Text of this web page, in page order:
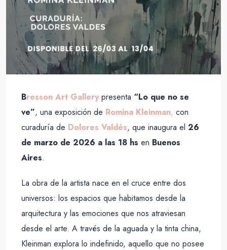
Bresson Art Gallery presenta “Lo que no se
ve”, una exposición de Romina Kleinman, con
curaduría de Dolores Valdés, que inaugura el 26
de marzo de 2026 a las 18 hs en Buenos
Aires.
La obra de la artista nace en el cruce entre dos
universos: los espacios que habitamos desde la
arquitectura y las emociones que nos atraviesan
desde el arte. A través de la aguada y la tinta china,
Kleinman explora lo indefinido, aquello que no posee